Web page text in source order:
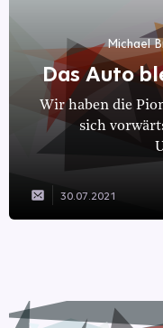
Michael
Das Auto
Wir haben die
sich
30.07.2021